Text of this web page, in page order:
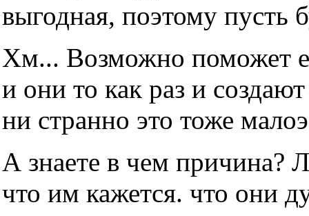
выгодная, поэтому пусть
Хм... Возможно поможет
и они то как раз и
ни странно это тоже
А знаете в чем причина?
что им кажется. что они